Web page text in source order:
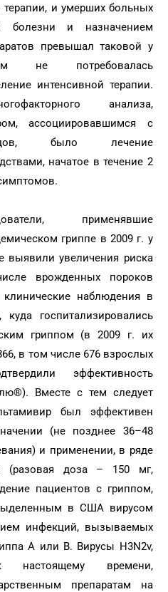
терапии, и умерших больных
болезни и назначением
превышал таковой у
не потребовалась
интенсивной терапии.
анализа,
ассоциировавшимся с
было лечение
начатое в течение 2
применявшие
гриппе в 2009 г. у
выявили увеличения риска
врожденных пороков
наблюдения в
госпитализировались
гриппом (в 2009 г. их
в том числе 676 взрослых
эффективность
Вместе с тем следует
был эффективен
(не позднее 36–48
и применении, в ряде
(разовая доза – 150 мг,
пациентов с гриппом,
в США вирусом
инфекций, вызываемых
А или В. Вирусы H3N2v,
настоящему времени,
препаратам на